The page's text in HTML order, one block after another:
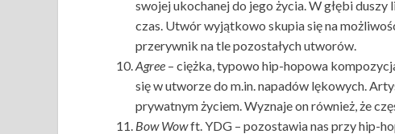
swojej ukochanej do jego życia. W głębi
czas. Utwór wyjątkowo skupia się na
przerywnik na tle pozostałych utworów.
Agree – ciężka, typowo hip-hopowa
się w utworze do m.in. napadów lękowych.
prywatnym życiem. Wyznaje on również, że
Bow Wowft. YDG – pozostawia nas przy hip-